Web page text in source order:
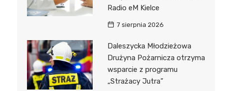
Radio eM Kielce
7 sierpnia 2026
Daleszycka Młodzieżowa
Drużyna Pożarnicza otrzyma
wsparcie z programu
„Strażacy Jutra”